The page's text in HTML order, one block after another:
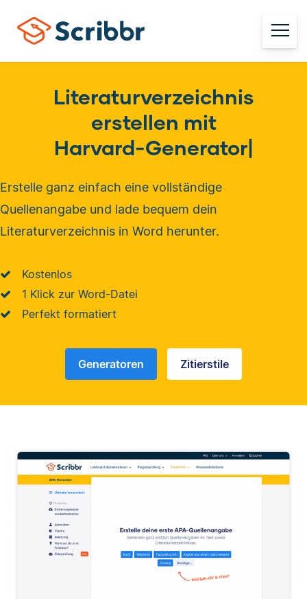
Literaturverzeichnis
erstellen mit
Harvard-Generator|
Erstelle ganz einfach eine vollständige
Quellenangabe und lade bequem dein
Literaturverzeichnis in Word herunter.
Kostenlos
1 Klick zur Word-Datei
Perfekt formatiert
Generatoren Zitierstile